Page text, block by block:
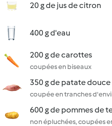
20 g de jus de citron
400 g d'eau
200 g de carottes
coupées en biseaux
350 g de patate douce
coupée en tranches
600 g de pommes de
non épluchées, coupées